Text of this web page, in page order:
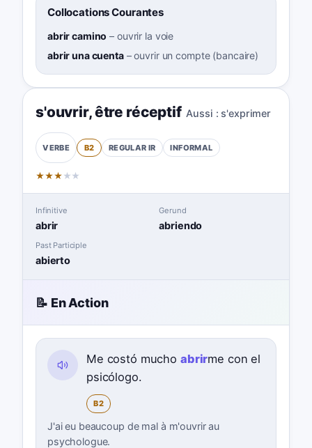
Collocations Courantes
abrir camino – ouvrir la voie
abrir una cuenta–ouvrir un compte (bancaire)
s'ouvrir,être réceptif Aussi : s'exprimer
VERBE B2 REGULAR IR INFORMAL
★★★ ★ ★
Infinitive
abrir
Gerund
abriendo
Past Participle
abierto
📝 En Action
Me costó mucho abrirme con el
psicólogo.
B2
J'ai eu beaucoup de mal à m'ouvrir au
psychologue.